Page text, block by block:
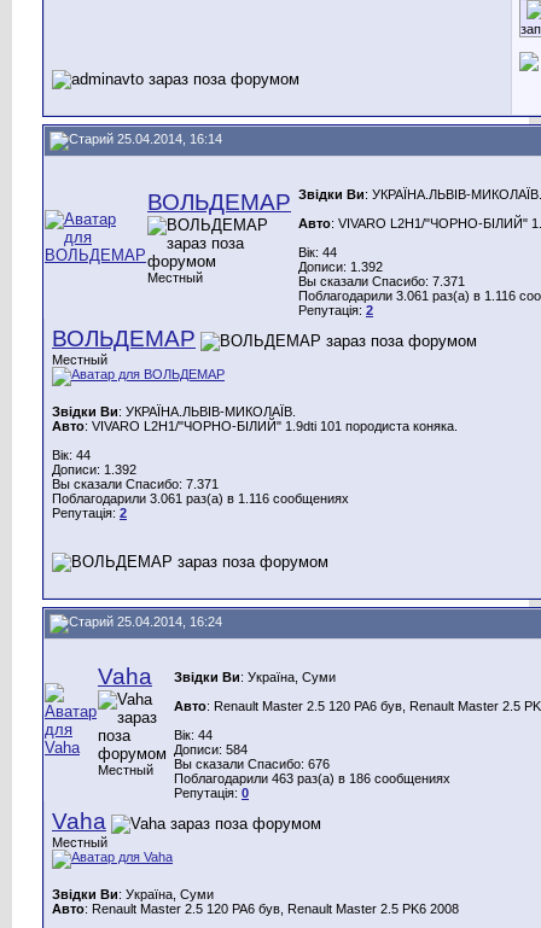
25.04.2014, 16:14
ВОЛЬДЕМАР
Местный
Звідки Ви: УКРАЇНА.ЛЬВІВ-МИКОЛАЇВ.
Авто: VIVARO L2H1/"ЧОРНО-БІЛИЙ"
Вік: 44
Дописи: 1.392
Вы сказали Спасибо: 7.371
Поблагодарили 3.061 раз(а) в 1.116
Репутація: 2
ВОЛЬДЕМАР
Местный
Звідки Ви: УКРАЇНА.ЛЬВІВ-МИКОЛАЇВ.
Авто: VIVARO L2H1/"ЧОРНО-БІЛИЙ" 1.9dti 101 породиста коняка.
Вік: 44
Дописи: 1.392
Вы сказали Спасибо: 7.371
Поблагодарили 3.061 раз(а) в 1.116 сообщениях
Репутація: 2
25.04.2014, 16:24
Vaha
Местный
Звідки Ви: Україна, Суми
Авто: Renault Master 2.5 120 PA6 був, Renault Master 2.5
Вік: 44
Дописи: 584
Вы сказали Спасибо: 676
Поблагодарили 463 раз(а) в 186 сообщениях
Репутація: 0
Vaha
Местный
Звідки Ви: Україна, Суми
Авто: Renault Master 2.5 120 PA6 був, Renault Master 2.5 PK6 2008